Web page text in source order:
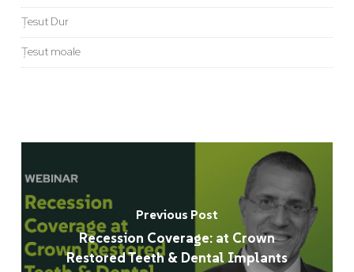
Țesut Dur
Țesut moale
Previous Post
Recession Coverage: at Crown
Restored Teeth & Dental Implants